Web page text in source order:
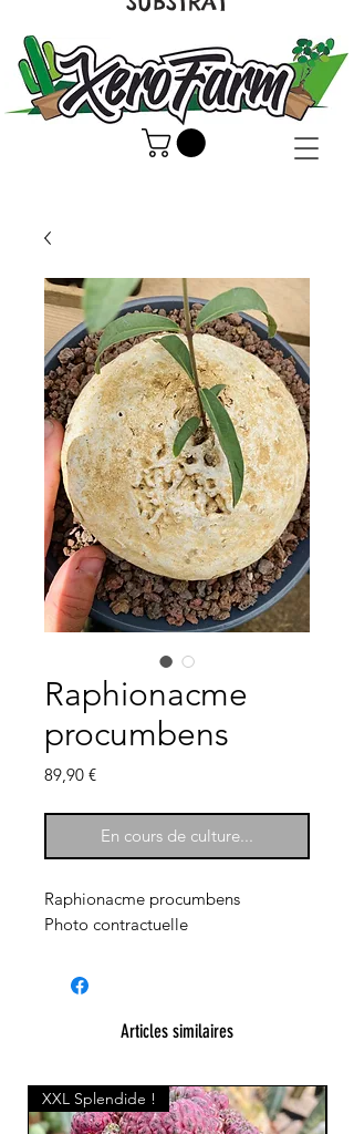
Raphionacme
procumbens
89,90 €Prix
En cours de culture...
Raphionacme procumbens
Photo contractuelle
Articles similaires
XXL Splendide !